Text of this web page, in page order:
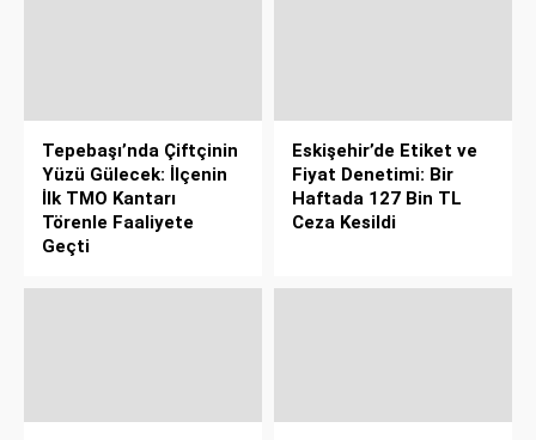
Tepebaşı’nda Çiftçinin
Yüzü Gülecek: İlçenin
İlk TMO Kantarı
Törenle Faaliyete
Geçti
Eskişehir’de Etiket ve
Fiyat Denetimi: Bir
Haftada 127 Bin TL
Ceza Kesildi